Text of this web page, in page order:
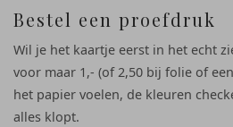
Bestel een proefdruk
Wil je het kaartje eerst in het echt
voor maar 1,- (of 2,50 bij folie of
het papier voelen, de kleuren
alles klopt.